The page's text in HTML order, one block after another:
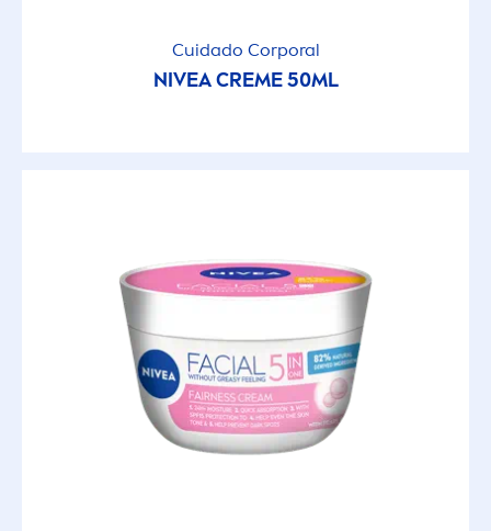
Cuidado Corporal
NIVEA CREME50ML